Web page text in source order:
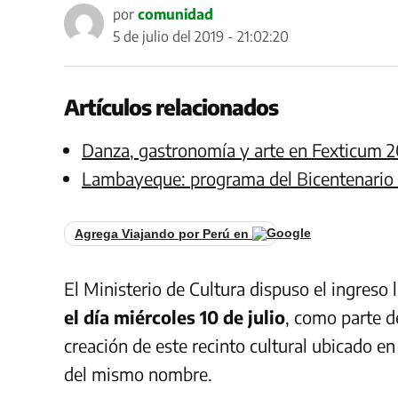
por comunidad
5 de julio del 2019 - 21:02:20
Artículos relacionados
Danza, gastronomía y arte en Fexticum
Lambayeque: programa del
Agrega Viajando por Perú en
El Ministerio de Cultura dispuso el
el día miércoles 10 de julio, como parte
creación de este recinto cultural ubicado
del mismo nombre.